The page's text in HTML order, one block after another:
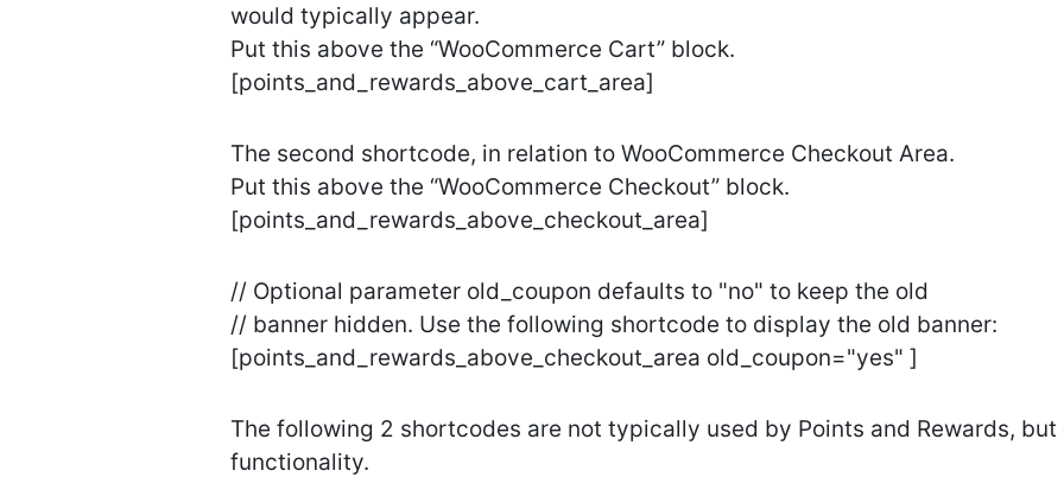
would typically appear.
Put this above the “WooCommerce Cart” block.
[points_and_rewards_above_cart_area]
The second shortcode, in relation to WooCommerce Checkout Area.
Put this above the “WooCommerce Checkout” block.
[points_and_rewards_above_checkout_area]
// Optional parameter old_coupon defaults to "no" to keep the old
// banner hidden. Use the following shortcode to display the old banner:
[points_and_rewards_above_checkout_area old_coupon="yes" ]
The following 2 shortcodes are not typically used by Points and Rewards,
functionality.